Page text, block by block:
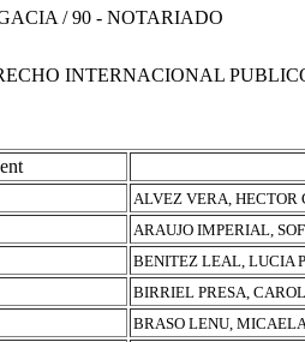
/ 90 - NOTARIADO
INTERNACIONAL
ALVEZ VERA, HECTOR
ARAUJO IMPERIAL,
BENITEZ LEAL, LUCIA
BIRRIEL PRESA,
BRASO LENU,